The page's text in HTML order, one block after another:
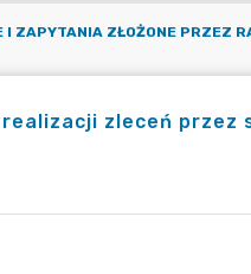
ZAPYTANIA ZŁOŻONE PRZEZ
zleceń przez